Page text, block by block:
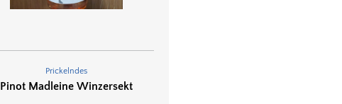
Prickelndes
Pinot Madleine Winzersekt